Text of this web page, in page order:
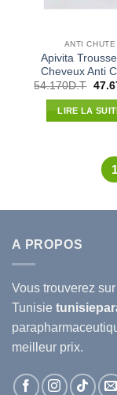
ANTI CHUTE
Apivita
Cheveux Anti
54.170D.T Le
initial
était
LIRE LA
1
A PROPOS
Vous trouverez
Tunisie
meilleur prix.